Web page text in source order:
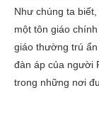
Như chúng ta
một tôn giáo
giáo thường trú
đàn áp của người
trong những nơi